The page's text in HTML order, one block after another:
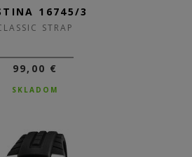
16745/3
STRAP
99,00 €
SKLADOM